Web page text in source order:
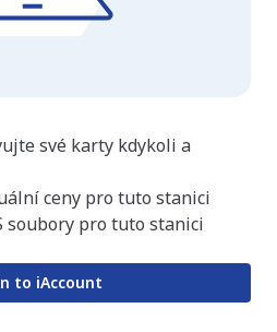
své karty kdykoli a
ceny pro tuto stanici
soubory pro tuto stanici
to iAccount